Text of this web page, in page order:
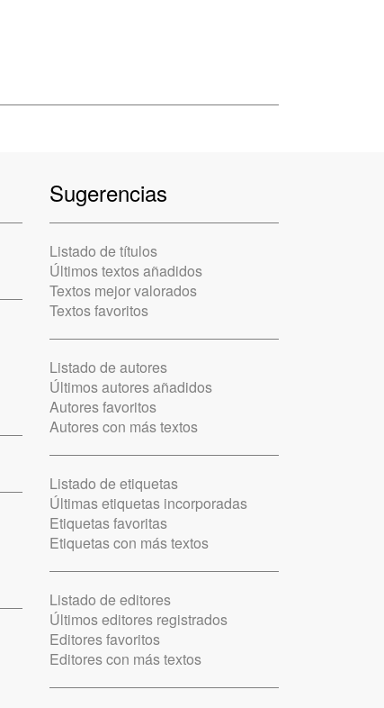
Sugerencias
Listado de títulos
Últimos textos añadidos
Textos mejor valorados
Textos favoritos
Listado de autores
Últimos autores añadidos
Autores favoritos
Autores con más textos
Listado de etiquetas
Últimas etiquetas incorporadas
Etiquetas favoritas
Etiquetas con más textos
Listado de editores
Últimos editores registrados
Editores favoritos
Editores con más textos